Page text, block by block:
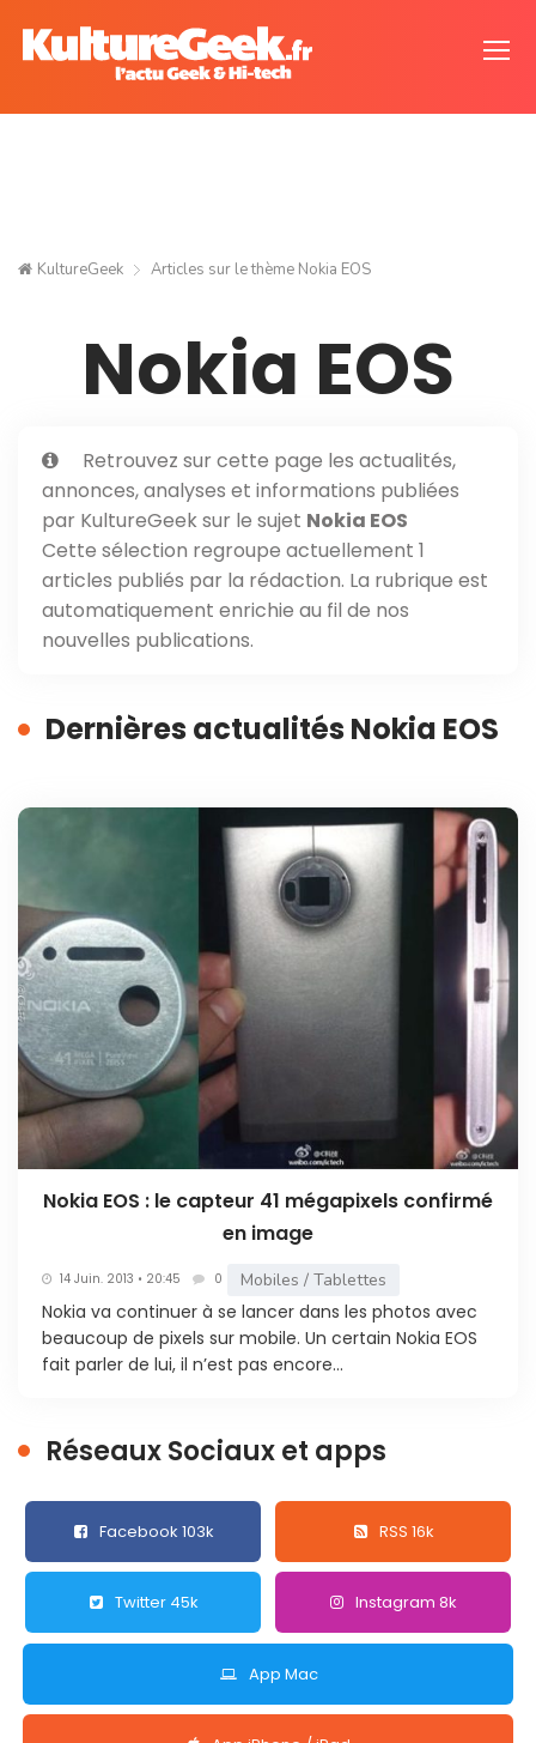
KultureGeek Articles sur le thème Nokia EOS
Nokia EOS
Retrouvez sur cette page les actualités,
annonces, analyses et informations publiées
par KultureGeek sur le sujet Nokia EOS
Cette sélection regroupe actuellement 1
articles publiés par la rédaction. La rubrique est
automatiquement enrichie au fil de nos
nouvelles publications.
Dernières actualités Nokia EOS
Nokia EOS : le capteur 41 mégapixels confirmé
en image
14 Juin. 2013 • 20:45 0 Mobiles / Tablettes
Nokia va continuer à se lancer dans les photos avec
beaucoup de pixels sur mobile. Un certain Nokia EOS
fait parler de lui, il n’est pas encore...
Réseaux Sociaux et apps
Facebook 103k RSS 16k
Twitter 45k Instagram 8k
App Mac